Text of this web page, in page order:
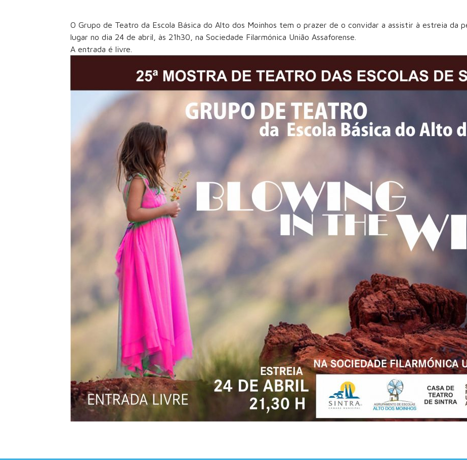
O Grupo de Teatro da Escola Básica do Alto dos Moinhos tem o prazer de o convidar a assistir à estreia da
lugar no dia 24 de abril, às 21h30, na Sociedade Filarmónica União Assaforense.
A entrada é livre.